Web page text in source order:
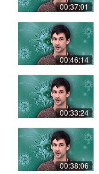
00:37:01
00:46:14
00:33:24
00:38:06